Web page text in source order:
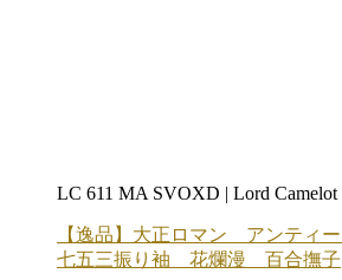
LC 611 MA SVOXD | Lord Camelot
【逸品】大正ロマン アンティ
七五三振り袖 花爛漫 百合撫子